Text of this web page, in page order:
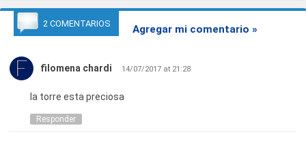
2 COMENTARIOS Agregar mi comentario »
filomena chardi 14/07/2017 at 21:28
la torre esta preciosa
Responder